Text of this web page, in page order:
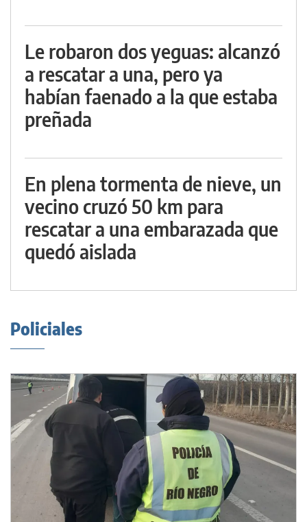
Le robaron dos yeguas: alcanzó
a rescatar a una, pero ya
habían faenado a la que estaba
preñada
En plena tormenta de nieve, un
vecino cruzó 50 km para
rescatar a una embarazada que
quedó aislada
Policiales